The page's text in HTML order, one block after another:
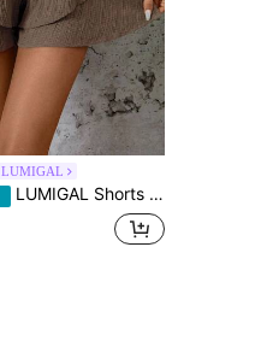
LUMIGAL
LUMIGAL Shorts femininos casuais de verão com cordão na cintura e camada dupla